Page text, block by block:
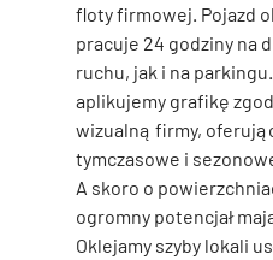
floty firmowej. Pojazd
pracuje 24 godziny na
ruchu, jak i na
aplikujemy grafikę
wizualną firmy,
tymczasowe i
A skoro o
ogromny potencjał
Oklejamy szyby lokali